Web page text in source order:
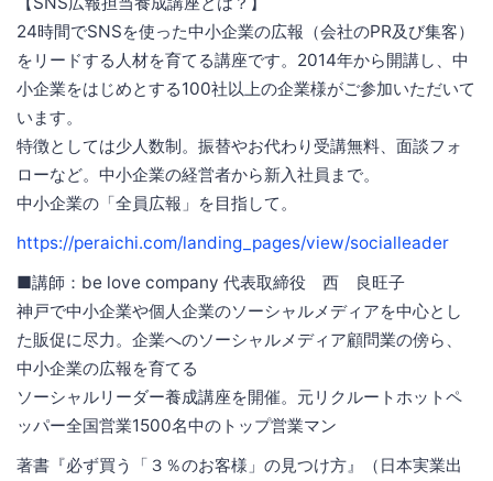
24時間でSNSを使った中小企業の広報（会社のPR及び集客）
をリードする人材を育てる講座です。2014年から開講し、中
小企業をはじめとする100社以上の企業様がご参加いただいて
います。
特徴としては少人数制。振替やお代わり受講無料、面談フォ
ローなど。中小企業の経営者から新入社員まで。
中小企業の「全員広報」を目指して。
https://peraichi.com/landing_pages/view/socialleader
■講師：be love company 代表取締役 西 良旺子
神戸で中小企業や個人企業のソーシャルメディアを中心とし
た販促に尽力。企業へのソーシャルメディア顧問業の傍ら、
中小企業の広報を育てる
ソーシャルリーダー養成講座を開催。元リクルートホットペ
ッパー全国営業1500名中のトップ営業マン
著書『必ず買う「３％のお客様」の見つけ方』（日本実業出